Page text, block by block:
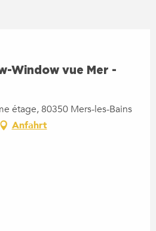
Window vue Mer -
étage, 80350 Mers-les-Bains
Anfahrt